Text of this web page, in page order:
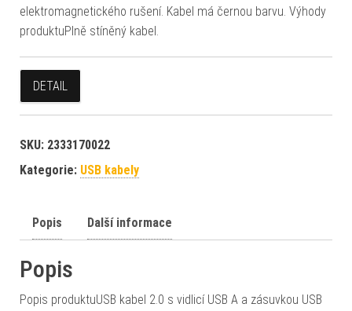
elektromagnetického rušení. Kabel má černou barvu. Výhody
produktuPlně stíněný kabel.
DETAIL
SKU: 2333170022
Kategorie: USB kabely
Popis Další informace
Popis
Popis produktuUSB kabel 2.0 s vidlicí USB A a zásuvkou USB